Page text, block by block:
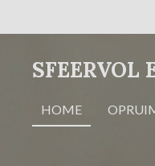
hoofdinhoud
SFEERVOL
HOME